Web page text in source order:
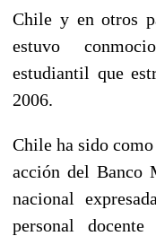
Chile y en otros
estuvo
estudiantil que
2006.
Chile ha sido
acción del Banco
nacional
personal